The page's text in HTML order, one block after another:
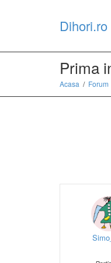
Dihori.ro
Prima
Acasa Forum